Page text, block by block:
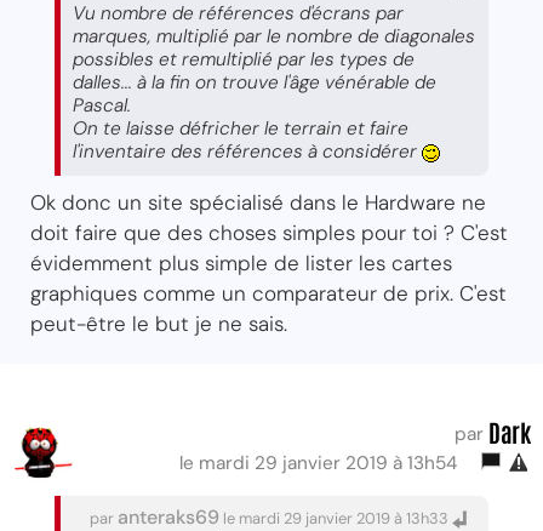
Vu nombre de références d'écrans par
marques, multiplié par le nombre de diagonales
possibles et remultiplié par les types de
dalles... à la fin on trouve l'âge vénérable de
Pascal.
On te laisse défricher le terrain et faire
l'inventaire des références à considérer
Ok donc un site spécialisé dans le Hardware ne
doit faire que des choses simples pour toi ? C'est
évidemment plus simple de lister les cartes
graphiques comme un comparateur de prix. C'est
peut-être le but je ne sais.
par Dark
le mardi 29 janvier 2019 à 13h54
par anteraks69 le mardi 29 janvier 2019 à 13h33